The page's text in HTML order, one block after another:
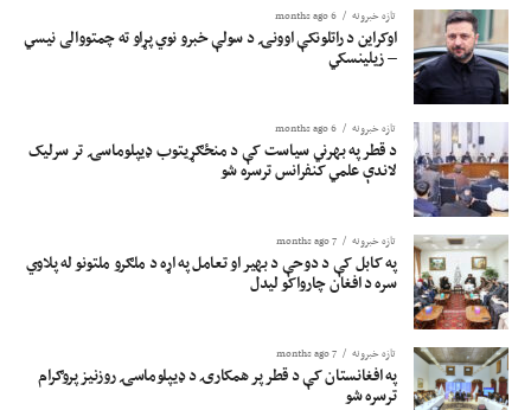
تازه خبرونه 6 months ago
اوکراین د راتلونکې اوونۍ د سولې خبرو نوي پړاو ته چمتووالی نیسي
– زیلینسکي
تازه خبرونه 6 months ago
د قطر په بهرني سیاست کې د منځګړیتوب ډیپلوماسۍ تر سرلیک
لاندې علمي کنفرانس ترسره شو
تازه خبرونه 7 months ago
په کابل کې د دوحې د بهیر او تعامل په اړه د ملګرو ملتونو له پلاوي
سره د افغان چارواکو لیدل
تازه خبرونه 7 months ago
په افغانستان کې د قطر پر همکارۍ د ډیپلوماسۍ روزنیز پروګرام
ترسره شو